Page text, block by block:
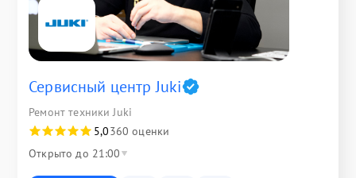
Сервисный центр Juki
Ремонт техники Juki
5,0360 оценки
Открыто до 21:00